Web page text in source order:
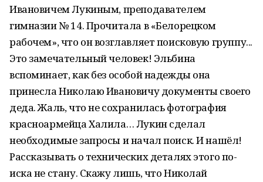
Ивановичем Лукиным, преподавателем
гимназии № 14. Прочитала в «Белорецком
рабочем», что он возглавляет поисковую группу...
Это замечательный человек! Эльбина
вспоминает, как без особой надежды она
принесла Николаю Ивановичу документы своего
деда. Жаль, что не сохранилась фотография
красноармейца Халила… Лукин сделал
необходимые запросы и начал поиск. И нашёл!
Рассказывать о технических деталях этого по-
иска не стану. Скажу лишь, что Николай